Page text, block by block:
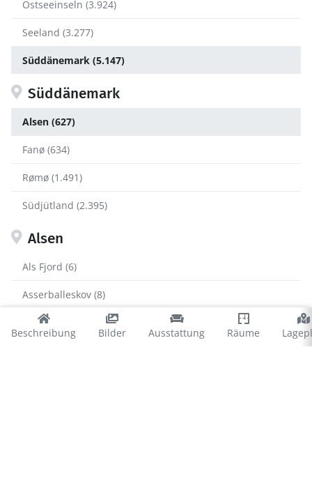
Beschreibung Bilder Ausstattung Räume
Ostseeinseln (3.924)
Seeland (3.277)
Süddänemark (5.147)
Süddänemark
Alsen (627)
Fanø (634)
Rømø (1.491)
Südjütland (2.395)
Alsen
Als Fjord (6)
Asserballeskov (8)
Kegnæs (110)